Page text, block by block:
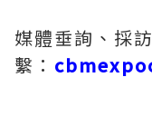
媒體垂詢、採
繫：